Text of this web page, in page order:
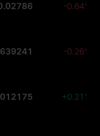
-0.64%
-0.26%
+0.21%